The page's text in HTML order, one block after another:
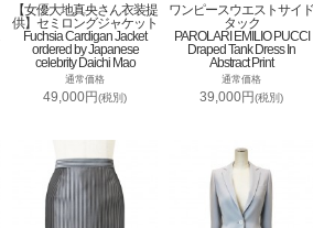
【女優大地真央さん衣装提
供】セミロングジャケット
Fuchsia Cardigan Jacket
ordered by Japanese
celebrity Daichi Mao
通常価格
49,000円(税別)
ワンピースウエストサイド
タック
PAROLARI EMILIO PUCCI
Draped Tank Dress In
Abstract Print
通常価格
39,000円(税別)